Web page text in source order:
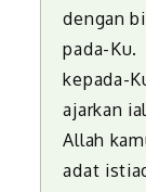
dengan
pada-Ku.
kepada-
ajarkan
Allah
adat